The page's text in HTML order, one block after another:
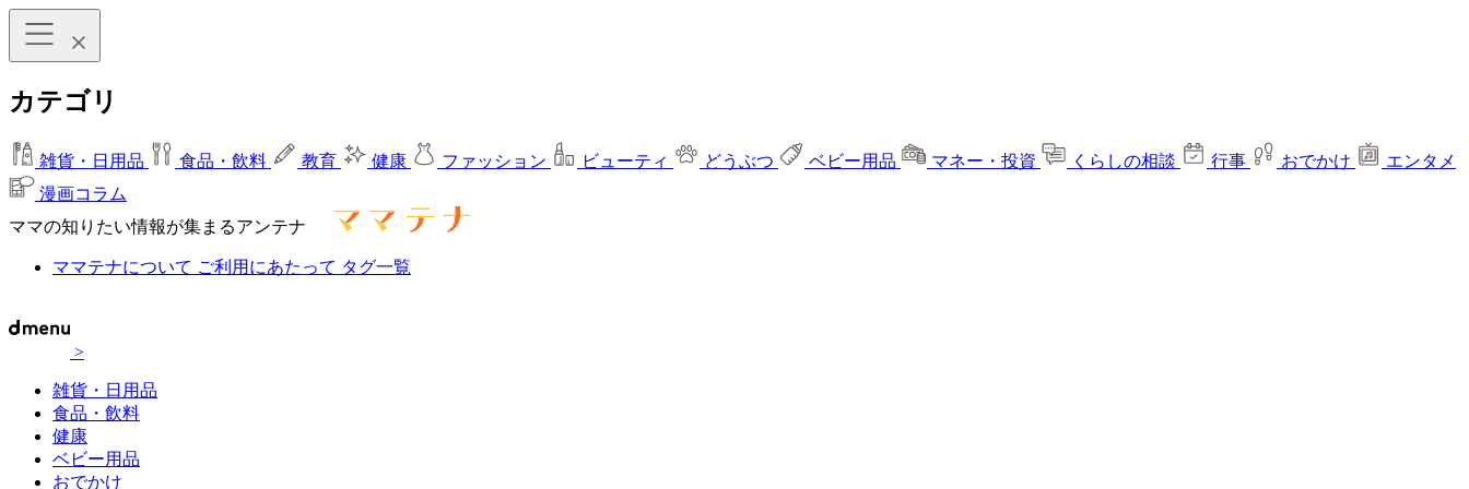
カテゴリ
雑貨・日用品 食品・飲料 教育 健康 ファッション ビューティ どうぶつ ベビー用品 マネー・投資 くらしの相談 行事 おでかけ
エンタメ
漫画コラム
ママの知りたい情報が集まるアンテナ
ママテナについて ご利用にあたって タグ一覧
>
雑貨・日用品
食品・飲料
健康
ベビー用品
おでかけ